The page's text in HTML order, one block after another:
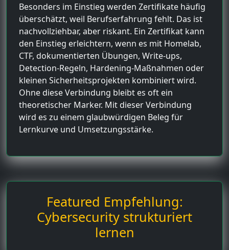
Besonders im Einstieg werden Zertifikate häufig
überschätzt, weil Berufserfahrung fehlt. Das ist
nachvollziehbar, aber riskant. Ein Zertifikat kann
den Einstieg erleichtern, wenn es mit Homelab,
CTF, dokumentierten Übungen, Write-ups,
Detection-Regeln, Hardening-Maßnahmen oder
kleinen Sicherheitsprojekten kombiniert wird.
Ohne diese Verbindung bleibt es oft ein
theoretischer Marker. Mit dieser Verbindung
wird es zu einem glaubwürdigen Beleg für
Lernkurve und Umsetzungsstärke.
Featured Empfehlung:
Cybersecurity strukturiert
lernen